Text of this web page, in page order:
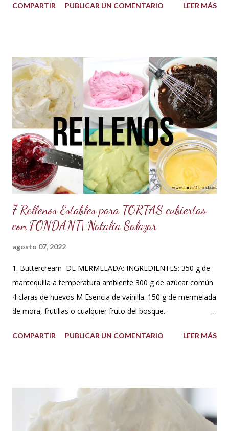
me dije: estos americanos son loquillos!!! Con todo esto
acuerdo, porque en los libros de repostería y tratados de
cocina de antes del milenio se utilizaba comúnmente el
sistema americano y no el métrico, o ambos como suelo
usarlo yo en mis recetas. En lo personal pienso que si soy
una pastelera debo manejar los dos sistemas de medidas
para así poder obtener los mejores resultados en mis
preparaciones y poder sacar con éxito cualquier receta. Así
que me fui a investigar y descubrí que los estado...
COMPARTIR PUBLICAR UN COMENTARIO LEER MÁS
7 Rellenos Estables para TORTAS cubiertas
con FONDANT| Natalia Salazar
agosto 07, 2022
1. Buttercream DE MERMELADA: INGREDIENTES: 350 g de
mantequilla a temperatura ambiente 300 g de azúcar común
4 claras de huevos M Esencia de vainilla. 150 g de mermelada
de mora, frutillas o cualquier fruto del bosque.
huevo en un tazón con los 300 g de azúcar a baño María .
que forme picos. A la mezcla agregar la mantequilla que debe
estar a temperatura ambiente, batir constantemente hasta
cremar y formar picos. Agregar la vainilla y la mermelada.
COMPARTIR PUBLICAR UN COMENTARIO LEER MÁS